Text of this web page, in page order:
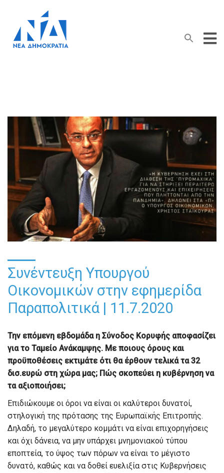
Search
for:
Search Button
Συνέντευξη Υπουργού
Οικονομικών στην εφημερίδα
Παραπολιτικά | 11.7.2020
Την επόμενη εβδομάδα η Σύνοδος Κορυφής αποφασίζει
για το Ταμείο Ανάκαμψης. Με ποιους όρους και
προϋποθέσεις εκτιμάτε ότι θα έρθουν τελικά τα 32
δισ.ευρώ στη χώρα μας; Πώς σκοπεύει η κυβέρνηση να
τα αξιοποιήσει;
Επιδιώκουμε οι όροι να είναι οι καλύτεροι δυνατοί,
στηλογική της πρότασης της Ευρωπαϊκής Επιτροπής.
Δηλαδή, το μεγαλύτερο κομμάτι να είναι επιχορηγήσεις
και όχι δάνεια, να μην υπάρχει μνημονιακού τύπου
εποπτεία, το ύψος των πόρων να είναι το μέγιστο
δυνατό, καθώς και να δοθεί ευελιξία στις Κυβερνήσεις